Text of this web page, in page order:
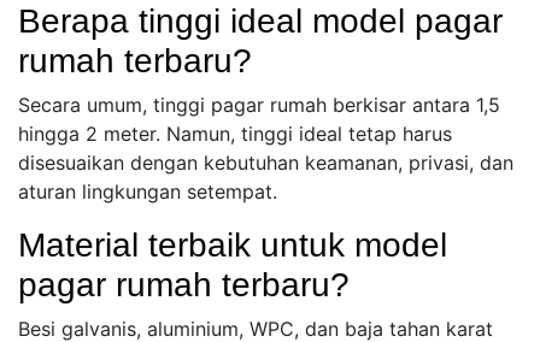
Berapa tinggi ideal model pagar
rumah terbaru?
Secara umum, tinggi pagar rumah berkisar antara 1,5
hingga 2 meter. Namun, tinggi ideal tetap harus
disesuaikan dengan kebutuhan keamanan, privasi, dan
aturan lingkungan setempat.
Material terbaik untuk model
pagar rumah terbaru?
Besi galvanis, aluminium, WPC, dan baja tahan karat